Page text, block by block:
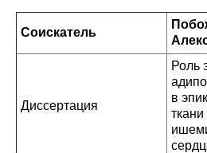
Соискатель
Диссертация
Роль
в